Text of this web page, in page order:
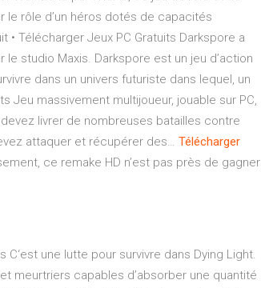
le rôle d’un héros dotés de capacités
• Télécharger Jeux PC Gratuits Darkspore a
studio Maxis. Darkspore est un jeu d’action
dans un univers futuriste dans lequel, un
Jeu massivement multijoueur, jouable sur PC,
livrer de nombreuses batailles contre
attaquer et récupérer des… Télécharger
ce remake HD n’est pas près de gagner
C‘est une lutte pour survivre dans Dying Light.
meurtriers capables d’absorber une quantité